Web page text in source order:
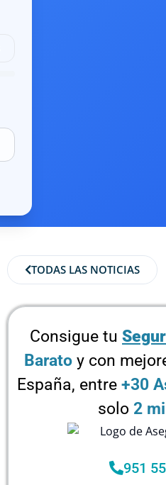
TODAS LAS NOTICIAS
Consigue tu
Barato y con
España, entre +30
solo 2
951